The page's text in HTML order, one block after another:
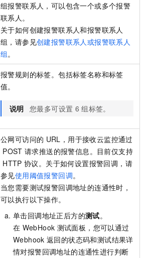
组报警联系人，可以包含一个或多个报警
联系人。
关于如何创建报警联系人和报警联系人
组，请参见创建报警联系人或报警联系人
组。
报警规则的标签。包括标签名称和标签
值。
说明 您最多可设置 6 组标签。
公网可访问的 URL，用于接收云监控通过
POST 请求推送的报警信息。目前仅支持
HTTP 协议。关于如何设置报警回调，请
参见使用阈值报警回调。
当您需要测试报警回调地址的连通性时，
可以执行以下操作。
单击回调地址正后方的测试。
在 WebHook 测试面板，您可以通过
Webhook 返回的状态码和测试结果详
情对报警回调地址的连通性进行判断